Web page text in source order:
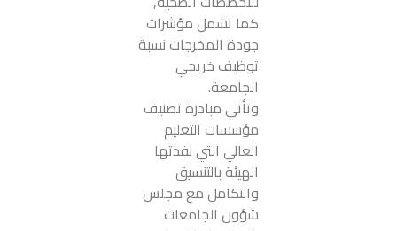
كما تشمل مؤشرات
جودة المخرجات نسبة
توظيف خريجي
الجامعة.
وتأتي مبادرة تصنيف
مؤسسات التعليم
العالي التي نفذتها
الهيئة بالتنسيق
والتكامل مع مجلس
شؤون الجامعات